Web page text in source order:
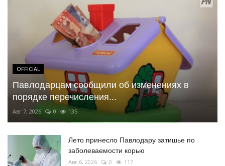
OFFICIAL
Павлодарцам сообщили об изменениях в
порядке перечисления...
Авг 7, 2026 0 135
Лето принесло Павлодару затишье по
заболеваемости корью
Авг 6, 2026 0 117